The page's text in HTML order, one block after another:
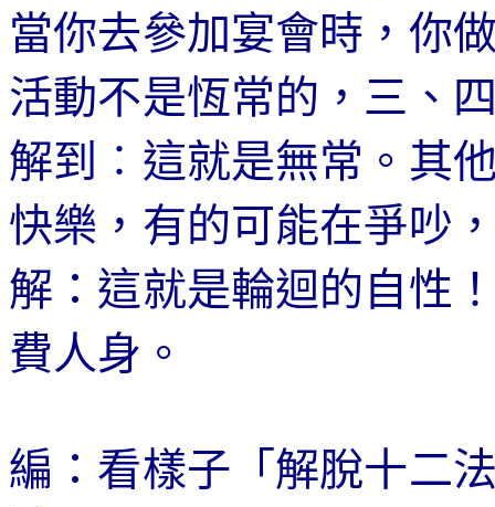
當你去參加宴會時，你
活動不是恆常的，三、
解到︰這就是無常。其
快樂，有的可能在爭吵
解：這就是輪迴的自性
費人身。
編：看樣子「解脫十二